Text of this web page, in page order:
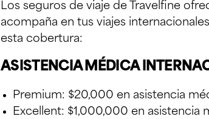
Los seguros de viaje de Travelfine
acompaña en tus viajes
esta cobertura:
ASISTENCIA MÉDICA
Premium: $20,000 en asistencia
Excellent: $1,000,000 en asistencia